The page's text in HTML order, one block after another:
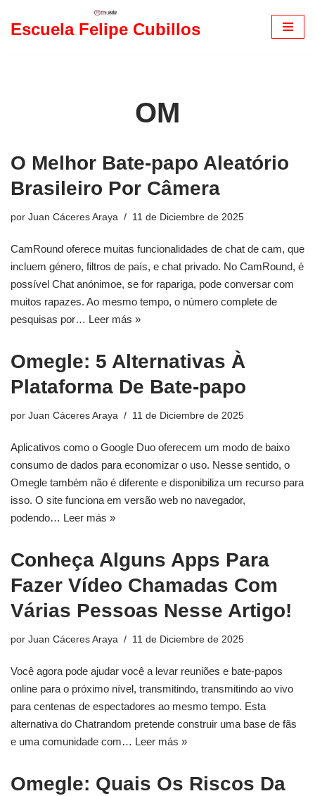
Saltar
Escuela Felipe Cubillos
OM
O Melhor Bate-papo Aleatório
Brasileiro Por Câmera
por Juan Cáceres Araya 11 de Diciembre de 2025
CamRound oferece muitas funcionalidades de chat de cam, que
incluem género, filtros de país, e chat privado. No CamRound, é
possível Chat anónimoe, se for rapariga, pode conversar com
muitos rapazes. Ao mesmo tempo, o número complete de
pesquisas por… Leer más »
Omegle: 5 Alternativas À
Plataforma De Bate-papo
por Juan Cáceres Araya 11 de Diciembre de 2025
Aplicativos como o Google Duo oferecem um modo de baixo
consumo de dados para economizar o uso. Nesse sentido, o
Omegle também não é diferente e disponibiliza um recurso para
isso. O site funciona em versão web no navegador,
podendo… Leer más »
Conheça Alguns Apps Para
Fazer Vídeo Chamadas Com
Várias Pessoas Nesse Artigo!
por Juan Cáceres Araya 11 de Diciembre de 2025
Você agora pode ajudar você a levar reuniões e bate-papos
online para o próximo nível, transmitindo, transmitindo ao vivo
para centenas de espectadores ao mesmo tempo. Esta
alternativa do Chatrandom pretende construir uma base de fãs
e uma comunidade com… Leer más »
Omegle: Quais Os Riscos Da